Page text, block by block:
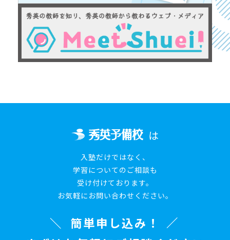
は
入塾だけではなく、
学習についてのご相談も
受け付けております。
お気軽にお問い合わせください。
簡単申し込み！